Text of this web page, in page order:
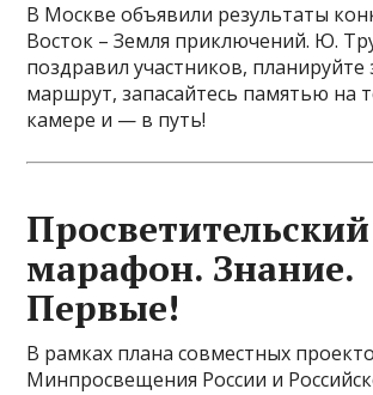
В Москве объявили результаты
Восток – Земля приключений. Ю.
поздравил участников, планируйте
маршрут, запасайтесь памятью на
камере и — в путь!
Просветительский
марафон. Знание.
Первые!
В рамках плана совместных
Минпросвещения России и